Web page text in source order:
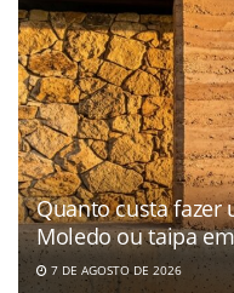
Quanto custa fazer
Moledo ou taipa
7 DE AGOSTO DE 2026